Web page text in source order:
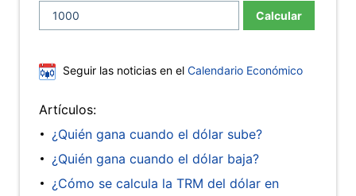
Calcular
Seguir las noticias en el Calendario Económico
Artículos:
¿Quién gana cuando el dólar sube?
¿Quién gana cuando el dólar baja?
¿Cómo se calcula la TRM del dólar en